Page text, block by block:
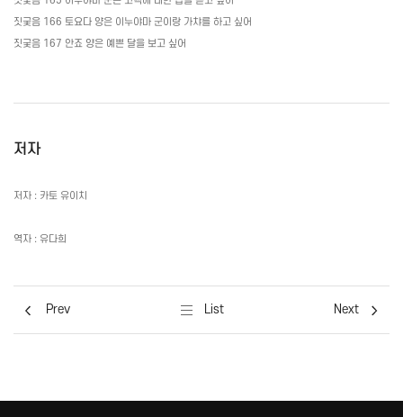
짓궂음 166 토요다 양은 이누야마 군이랑 가챠를 하고 싶어
짓궂음 167 안죠 양은 예쁜 달을 보고 싶어
저자
저자 : 카토 유이치
역자 : 유다희
Prev List Next